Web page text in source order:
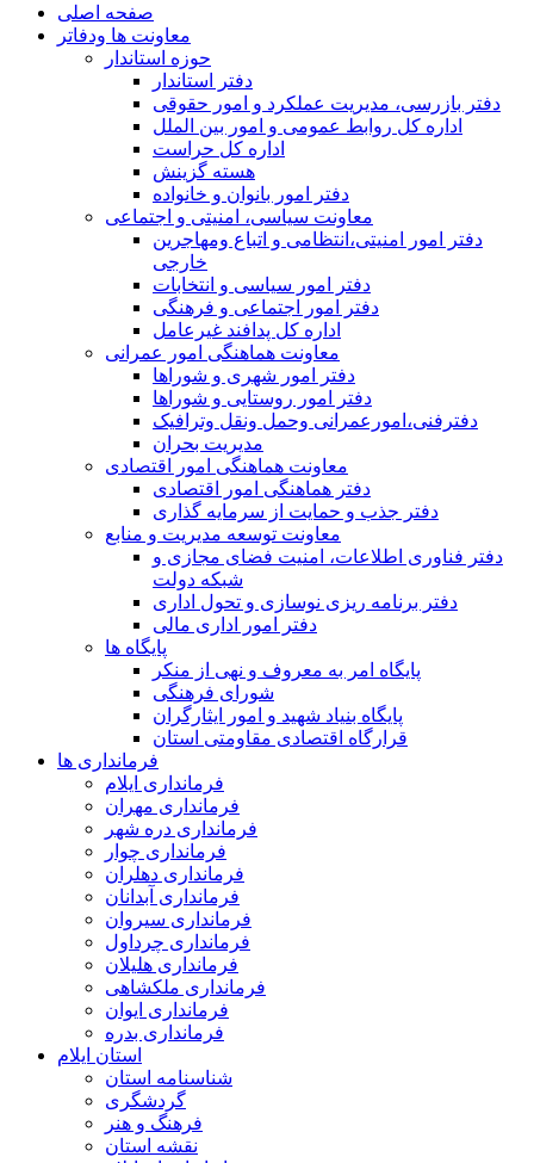
صفحه اصلی
معاونت ها ودفاتر
حوزه استاندار
دفتر استاندار
دفتر بازرسی، مدیریت عملکرد و امور حقوقی
اداره کل روابط عمومی و امور بین الملل
اداره کل حراست
هسته گزینش
دفتر امور بانوان و خانواده
معاونت سیاسی، امنیتی و اجتماعی
دفتر امور امنيتی،انتظامی و اتباع ومهاجرین
خارجی
دفتر امور سیاسی و انتخابات
دفتر امور اجتماعی و فرهنگی
اداره کل پدافند غیرعامل
معاونت هماهنگی امور عمرانی
دفتر امور شهری و شوراها
دفتر امور روستایی و شوراها
دفترفنی،امورعمرانی وحمل ونقل وترافيک
مدیریت بحران
معاونت هماهنگی امور اقتصادی
دفتر هماهنگی امور اقتصادی
دفتر جذب و حمایت از سرمایه گذاری
معاونت توسعه مدیریت و منابع
دفتر فناوری اطلاعات، امنیت فضای مجازی و
شبکه دولت
دفتر برنامه ریزی نوسازی و تحول اداری
دفتر امور اداری مالی
پایگاه ها
پایگاه امر به معروف و نهی از منکر
شورای فرهنگی
پایگاه بنیاد شهید و امور ایثارگران
قرارگاه اقتصادی مقاومتی استان
فرمانداری ها
فرمانداری ایلام
فرمانداری مهران
فرمانداری دره شهر
فرمانداری چوار
فرمانداری دهلران
فرمانداری آبدانان
فرمانداری سیروان
فرمانداری چرداول
فرمانداری هلیلان
فرمانداری ملکشاهی
فرمانداری ایوان
فرمانداری بدره
استان ایلام
شناسنامه استان
گردشگری
فرهنگ و هنر
نقشه استان